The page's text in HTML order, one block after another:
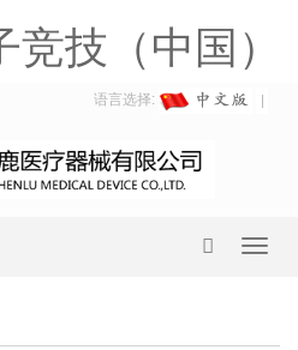
技（中国）
语言选择: